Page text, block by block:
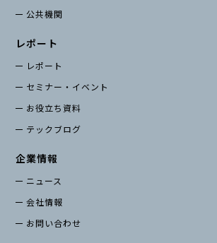
公共機関
レポート
レポート
セミナー・イベント
お役立ち資料
テックブログ
企業情報
ニュース
会社情報
お問い合わせ